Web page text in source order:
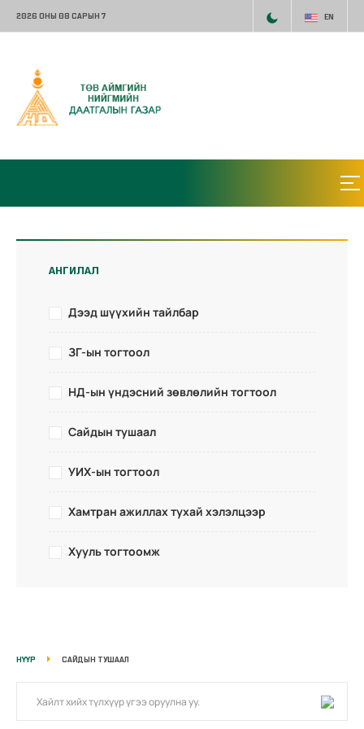
2026 ОНЫ 08 САРЫН 7 EN
АНГИЛАЛ
Дээд шүүхийн тайлбар
ЗГ-ын тогтоол
НД-ын үндэсний зөвлөлийн тогтоол
Сайдын тушаал
УИХ-ын тогтоол
Хамтран ажиллах тухай хэлэлцээр
Хууль тогтоомж
НҮҮР САЙДЫН ТУШААЛ